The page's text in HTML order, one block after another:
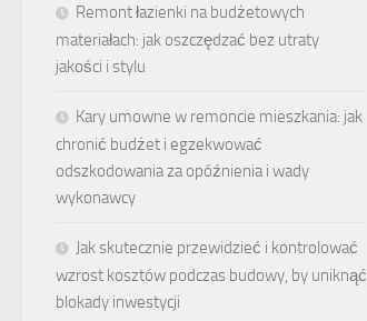
Remont łazienki na budżetowych
materiałach: jak oszczędzać bez utraty
jakości i stylu
Kary umowne w remoncie mieszkania: jak
chronić budżet i egzekwować
odszkodowania za opóźnienia i wady
wykonawcy
Jak skutecznie przewidzieć i kontrolować
wzrost kosztów podczas budowy, by uniknąć
blokady inwestycji